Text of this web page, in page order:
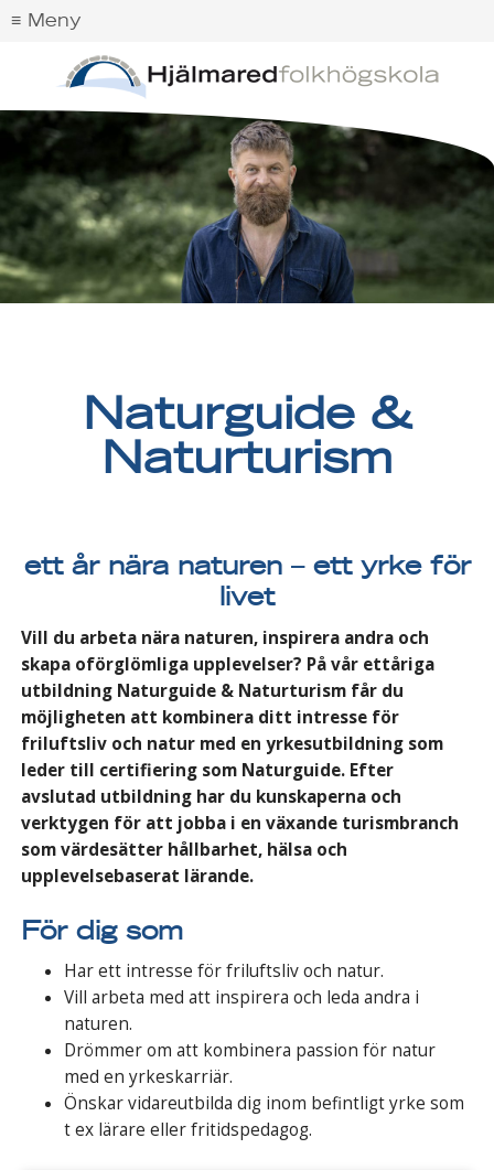
Naturguide &
Naturturism
ett år nära naturen – ett yrke för
livet
Vill du arbeta nära naturen, inspirera andra och
skapa oförglömliga upplevelser? På vår ettåriga
utbildning Naturguide & Naturturism får du
möjligheten att kombinera ditt intresse för
friluftsliv och natur med en yrkesutbildning som
leder till certifiering som Naturguide. Efter
avslutad utbildning har du kunskaperna och
verktygen för att jobba i en växande turismbranch
som värdesätter hållbarhet, hälsa och
upplevelsebaserat lärande.
För dig som
Har ett intresse för friluftsliv och natur.
Vill arbeta med att inspirera och leda andra i
naturen.
Drömmer om att kombinera passion för natur
med en yrkeskarriär.
Önskar vidareutbilda dig inom befintligt yrke som
t ex lärare eller fritidspedagog.